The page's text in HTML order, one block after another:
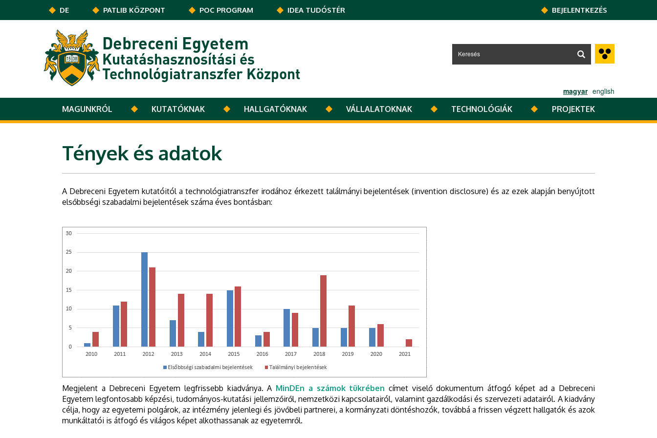
Ugrás a tartalomra
DE PATLIB KÖZPONT POC PROGRAM IDEA TUDÓSTÉR BEJELENTKEZÉS
Debreceni Egyetem
Kutatáshasznosítási és
Technológiatranszfer Központ
magyar english
MAGUNKRÓL
KUTATÓKNAK HALLGATÓKNAK VÁLLALATOKNAK TECHNOLÓGIÁK PROJEKTEK
Tények és adatok
A Debreceni Egyetem kutatóitól a technológiatranszfer irodához érkezett találmányi bejelentések (invention disclosure) és az ezek alapján benyújtott
elsőbbségi szabadalmi bejelentések száma éves bontásban:
Megjelent a Debreceni Egyetem legfrissebb kiadványa. A MinDEn a számok tükrében címet viselő dokumentum átfogó képet ad a Debreceni
Egyetem legfontosabb képzési, tudományos-kutatási jellemzőiről, nemzetközi kapcsolatairól, valamint gazdálkodási és szervezeti adatairól. A kiadvány
célja, hogy az egyetemi polgárok, az intézmény jelenlegi és jövőbeli partnerei, a kormányzati döntéshozók, továbbá a frissen végzett hallgatók és azok
munkáltatói is átfogó és világos képet alkothassanak az egyetemről.